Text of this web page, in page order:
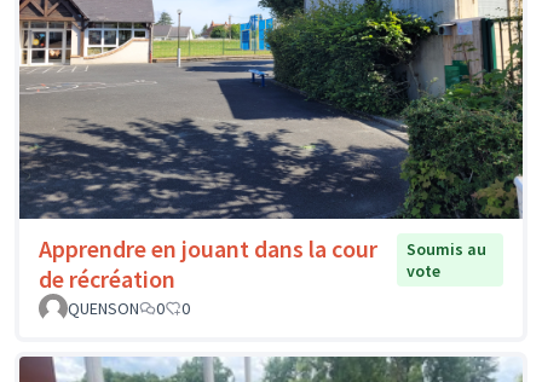
Apprendre en jouant dans la cour
de récréation
Soumis au
vote
QUENSON
0 0